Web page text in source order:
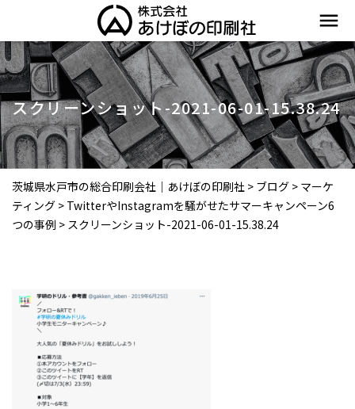
menu
スクリーンショット-2021-06-01-15.38.24
茨城県水戸市の総合印刷会社｜あけぼの印刷社 > ブログ > マーケ
ティング > TwitterやInstagramを騒がせたサマーキャンペーン6
つの事例 > スクリーンショット-2021-06-01-15.38.24